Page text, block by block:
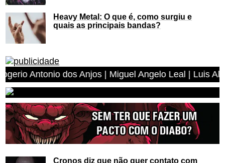
Heavy Metal: O que é, como surgiu e
quais as principais bandas?
Angelo Leal | Luis Alberto Braga Rodrigues |
Cronos diz que não quer contato com